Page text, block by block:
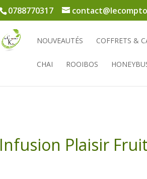
0788770317
NOUVEAUTÉS COFFRETS &
CHAI ROOIBOS
Infusion Plaisir